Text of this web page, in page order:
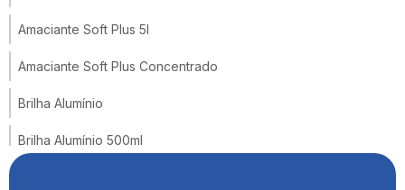
Amaciante Soft Plus 5l
Amaciante Soft Plus Concentrado
Brilha Alumínio
Brilha Alumínio 500ml